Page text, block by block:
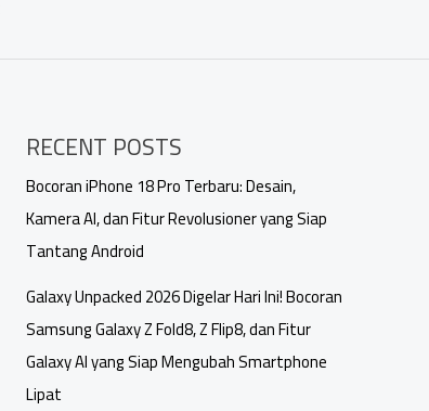
RECENT POSTS
Bocoran iPhone 18 Pro Terbaru: Desain,
Kamera AI, dan Fitur Revolusioner yang Siap
Tantang Android
Galaxy Unpacked 2026 Digelar Hari Ini! Bocoran
Samsung Galaxy Z Fold8, Z Flip8, dan Fitur
Galaxy AI yang Siap Mengubah Smartphone
Lipat